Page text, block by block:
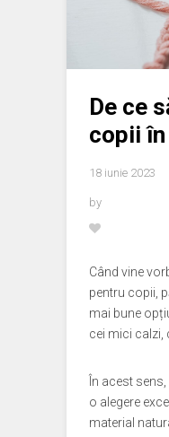
De ce
copii în
18 iunie 2023
by
Când vine
pentru copii,
mai bune
cei mici calzi,
În acest
o alegere
material